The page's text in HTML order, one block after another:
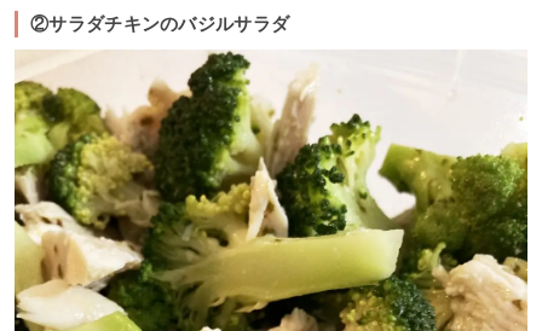
②サラダチキンのバジルサラダ